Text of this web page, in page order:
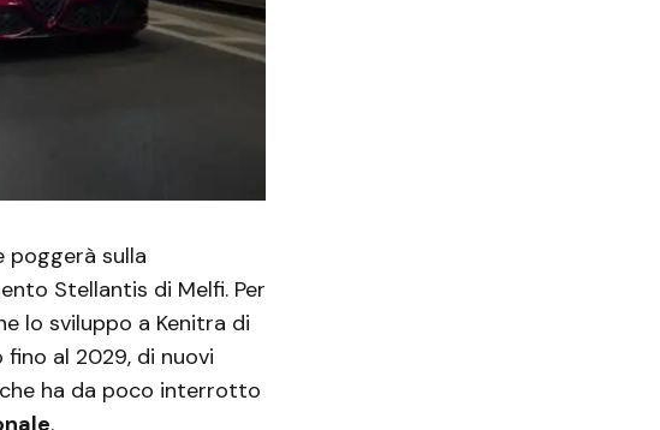
poggerà sulla
Stellantis di Melfi. Per
lo sviluppo a Kenitra di
al 2029, di nuovi
ha da poco interrotto